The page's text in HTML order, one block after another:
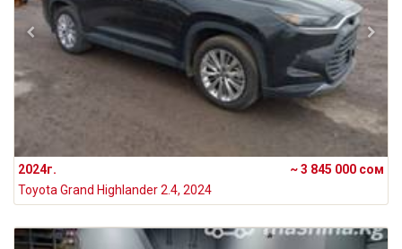
2024г.
~ 3 845 000 сом
Toyota Grand Highlander 2.4, 2024